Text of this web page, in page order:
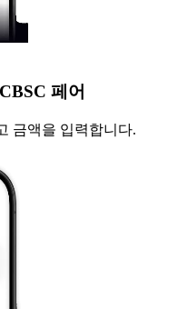
페어
금액을 입력합니다.